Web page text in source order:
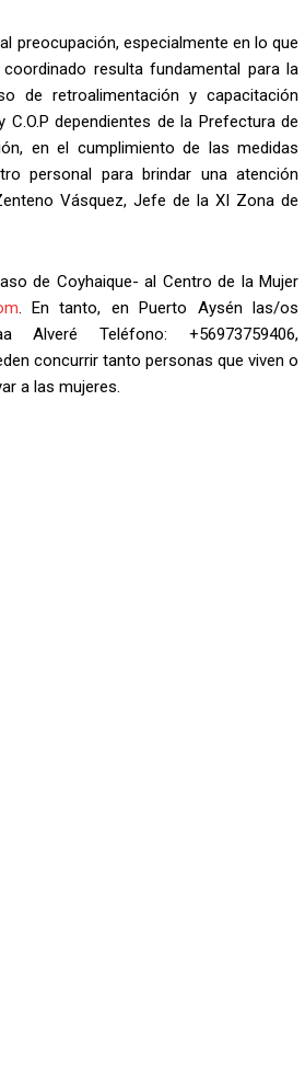
preocupación, especialmente en lo que
resulta fundamental para la
de retroalimentación y capacitación
dependientes de la Prefectura de
en el cumplimiento de las medidas
personal para brindar una atención
Vásquez, Jefe de la XI Zona de
de Coyhaique- al Centro de la Mujer
. En tanto, en Puerto Aysén las/os
Teléfono: +56973759406,
concurrir tanto personas que viven o
a las mujeres.